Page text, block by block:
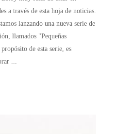
a través de esta hoja de noticias.
lanzando una nueva serie de
llamados "Pequeñas
de esta serie, es